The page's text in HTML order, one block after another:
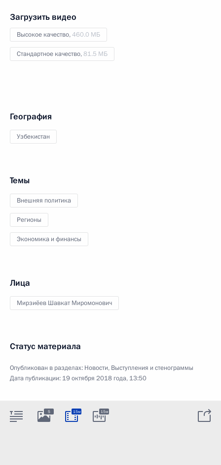
Загрузить видео
Высокое качество,460.0 МБ
Стандартное качество,81.5 МБ
География
Узбекистан
Темы
Внешняя политика
Регионы
Экономика и финансы
Лица
Мирзиёев Шавкат Миромонович
Статус материала
Опубликован в разделах: Новости, Выступления и стенограммы
Дата публикации: 19 октября 2018 года, 13:50
5 15м 15м